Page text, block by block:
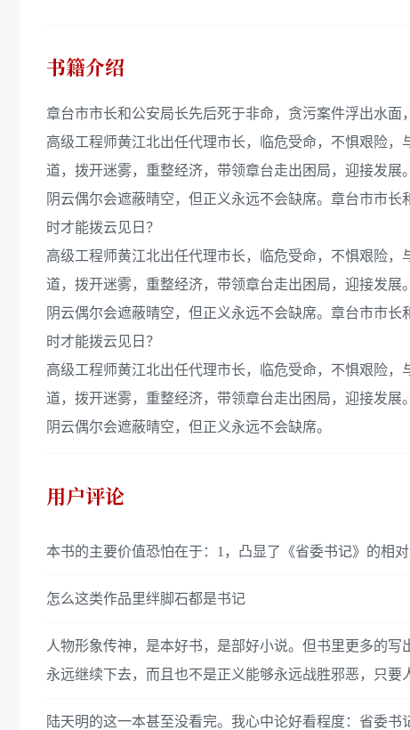
书籍介绍
章台市市长和公安局长先后死于非命，贪污案件浮出水面
高级工程师黄江北出任代理市长，临危受命，不惧艰险
道，拨开迷雾，重整经济，带领章台走出困局，迎接发展。
阴云偶尔会遮蔽晴空，但正义永远不会缺席。章台市市
时才能拨云见日？
高级工程师黄江北出任代理市长，临危受命，不惧艰险
道，拨开迷雾，重整经济，带领章台走出困局，迎接发展。
阴云偶尔会遮蔽晴空，但正义永远不会缺席。章台市市
时才能拨云见日？
高级工程师黄江北出任代理市长，临危受命，不惧艰险
道，拨开迷雾，重整经济，带领章台走出困局，迎接发展。
阴云偶尔会遮蔽晴空，但正义永远不会缺席。
用户评论
本书的主要价值恐怕在于：1，凸显了《省委书记》的
怎么这类作品里绊脚石都是书记
人物形象传神，是本好书，是部好小说。但书里更多的
永远继续下去，而且也不是正义能够永远战胜邪恶，只
陆天明的这一本甚至没看完。我心中论好看程度：省委书